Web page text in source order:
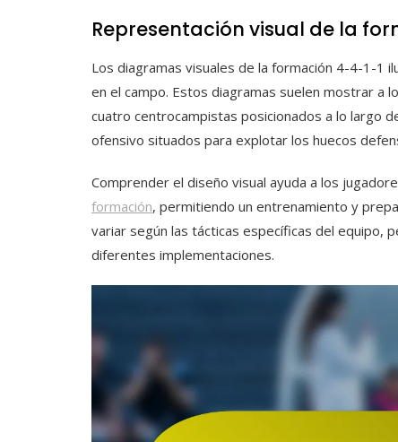
Representación visual de la
Los diagramas visuales de la formación 4-4-1-1
en el campo. Estos diagramas suelen mostrar a
cuatro centrocampistas posicionados a lo largo
ofensivo situados para explotar los huecos
Comprender el diseño visual ayuda a los
formación, permitiendo un entrenamiento y
variar según las tácticas específicas del equipo,
diferentes implementaciones.